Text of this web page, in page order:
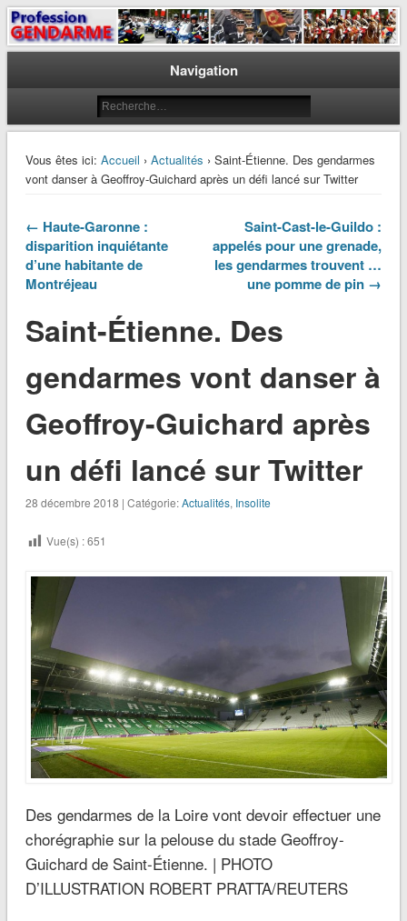
Profession Gendarme
Le journal des gendarmes
Navigation
Vous êtes ici: Accueil › Actualités › Saint-Étienne. Des gendarmes
vont danser à Geoffroy-Guichard après un défi lancé sur Twitter
← Haute-Garonne :
disparition inquiétante
d’une habitante de
Montréjeau
Saint-Cast-le-Guildo :
appelés pour une grenade,
les gendarmes trouvent …
une pomme de pin →
Saint-Étienne. Des
gendarmes vont danser à
Geoffroy-Guichard après
un défi lancé sur Twitter
28 décembre 2018 | Catégorie:Actualités, Insolite
Vue(s) :651
Des gendarmes de la Loire vont devoir effectuer une
chorégraphie sur la pelouse du stade Geoffroy-
Guichard de Saint-Étienne. | PHOTO
D’ILLUSTRATION ROBERT PRATTA/REUTERS